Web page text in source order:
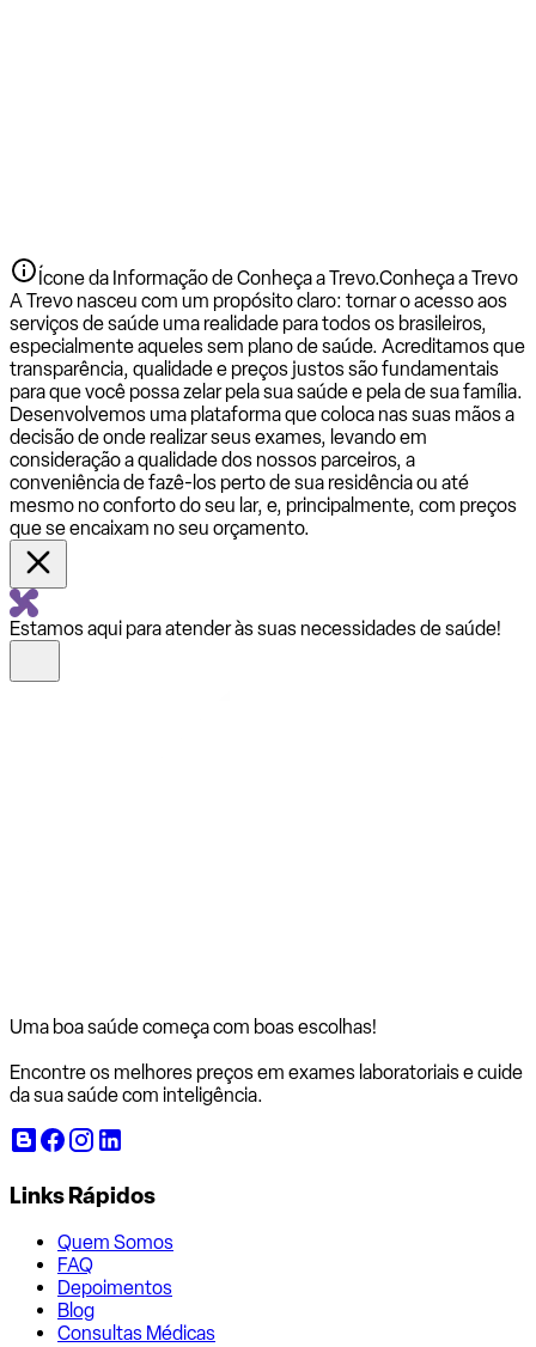
Ícone da Informação de Conheça a Trevo.Conheça a Trevo
A Trevo nasceu com um propósito claro: tornar o acesso aos
serviços de saúde uma realidade para todos os brasileiros,
especialmente aqueles sem plano de saúde. Acreditamos que
transparência, qualidade e preços justos são fundamentais
para que você possa zelar pela sua saúde e pela de sua família.
Desenvolvemos uma plataforma que coloca nas suas mãos a
decisão de onde realizar seus exames, levando em
consideração a qualidade dos nossos parceiros, a
conveniência de fazê-los perto de sua residência ou até
mesmo no conforto do seu lar, e, principalmente, com preços
que se encaixam no seu orçamento.
Estamos aqui para atender às suas necessidades de saúde!
Uma boa saúde começa com boas escolhas!
Encontre os melhores preços em exames laboratoriais e cuide
da sua saúde com inteligência.
Links Rápidos
Quem Somos
FAQ
Depoimentos
Blog
Consultas Médicas